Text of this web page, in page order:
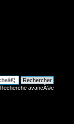
Recherche avancÃ©e